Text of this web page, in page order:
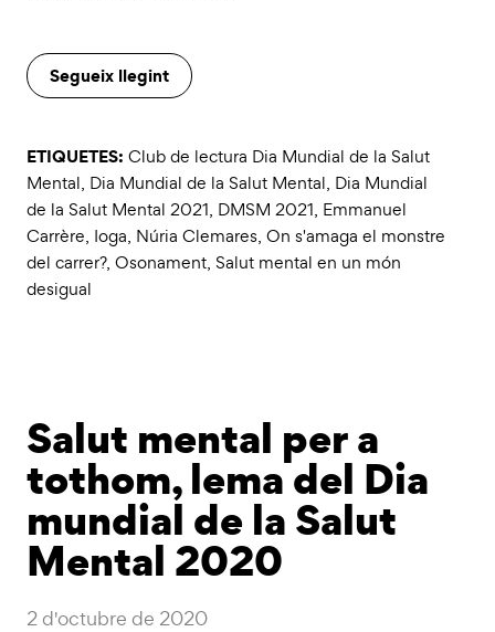
Segueix llegint
ETIQUETES: Club de lectura Dia Mundial de la Salut
Mental, Dia Mundial de la Salut Mental, Dia Mundial
de la Salut Mental 2021, DMSM 2021, Emmanuel
Carrère, Ioga, Núria Clemares, On s'amaga el monstre
del carrer?, Osonament, Salut mental en un món
desigual
Salut mental per a
tothom, lema del Dia
mundial de la Salut
Mental 2020
2 d'octubre de 2020